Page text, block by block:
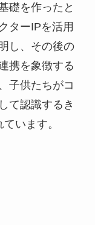
礎を作ったと
ターIPを活用
し、その後の
携を象徴する
子供たちがコ
て認識するき
います。